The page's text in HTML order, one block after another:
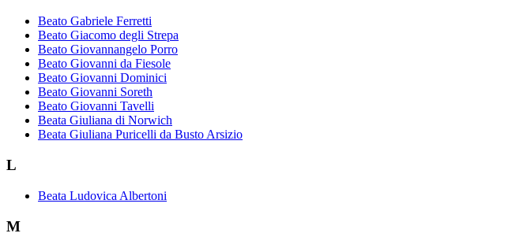
Beato Gabriele Ferretti
Beato Giacomo degli Strepa
Beato Giovannangelo Porro
Beato Giovanni da Fiesole
Beato Giovanni Dominici
Beato Giovanni Soreth
Beato Giovanni Tavelli
Beata Giuliana di Norwich
Beata Giuliana Puricelli da Busto Arsizio
L
Beata Ludovica Albertoni
M